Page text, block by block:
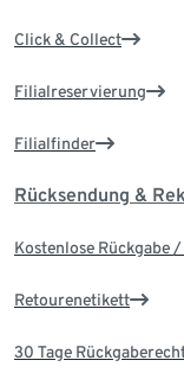
Click & Collect
Filialreservierung
Filialfinder
Rücksendung &
Kostenlose Rückgabe
Retourenetikett
30 Tage